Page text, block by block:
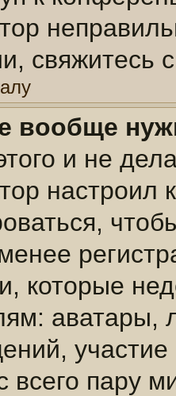
свяжитесь
вообще
и не
которые
аватары,
участие
всего пару